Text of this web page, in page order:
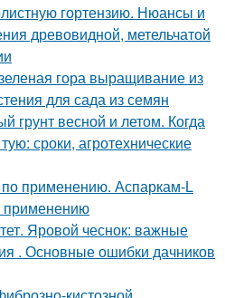
гортензию. Нюансы и
древовидной, метельчатой
гора выращивание из
для сада из семян
грунт весной и летом. Когда
сроки, агротехнические
применению. Аспаркам-L
применению
Яровой чеснок: важные
. Основные ошибки дачников